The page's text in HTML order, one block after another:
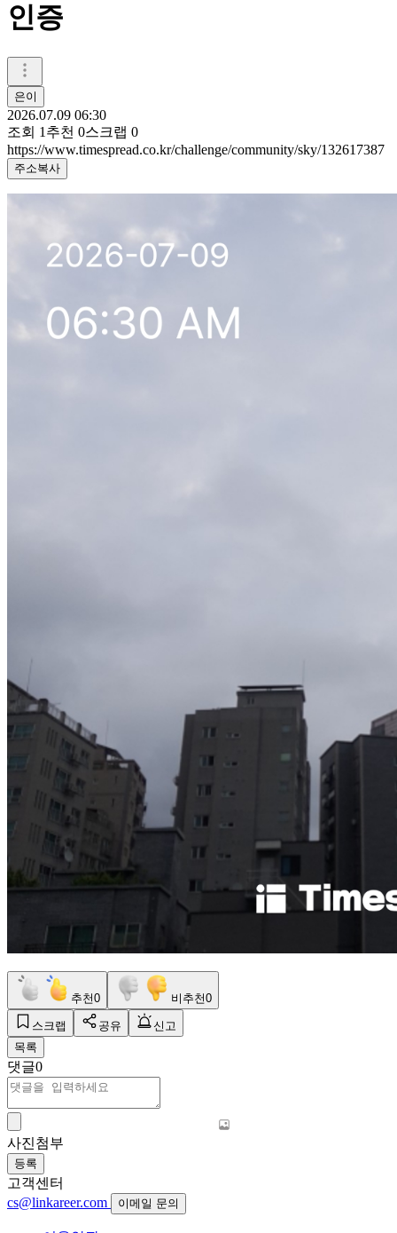
인증
은이
2026.07.09 06:30
조회 1 추천 0스크랩 0
https://www.timespread.co.kr/challenge/community/sky/132617387
주소복사
추천0 비추천0
스크랩 공유
신고
목록
댓글0
사진첨부
등록
고객센터
cs@linkareer.com
이메일 문의